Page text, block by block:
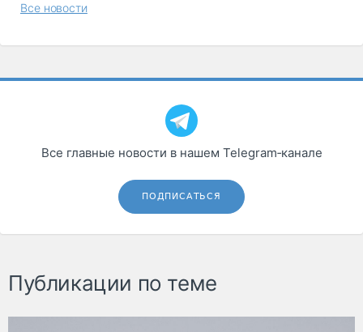
Все новости
Все главные новости в нашем Telegram‑канале
ПОДПИСАТЬСЯ
Публикации по теме